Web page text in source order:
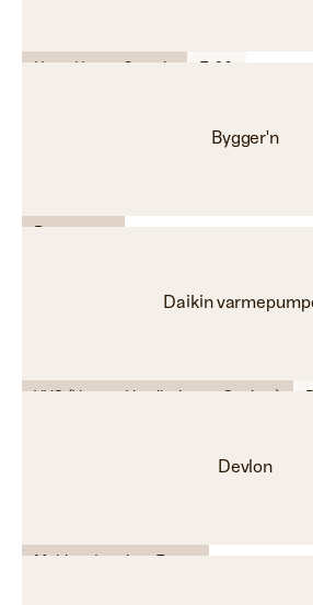
Bygger'n
Daikin
Devlon